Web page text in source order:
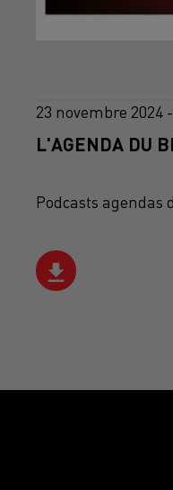
23 novembre 2024 -
L'AGENDA DU
Podcasts agendas